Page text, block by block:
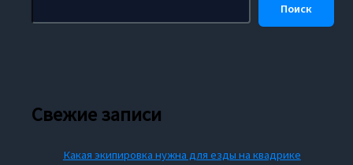
Поиск
Свежие записи
Какая экипировка нужна для езды на квадрике